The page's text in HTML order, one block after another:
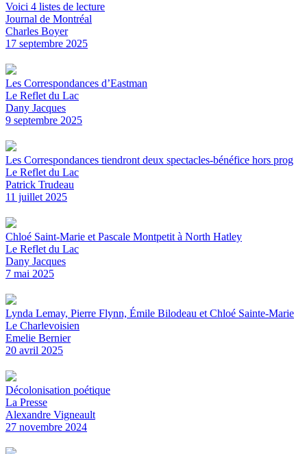
Voici 4 listes de lecture
Journal de Montréal
Charles Boyer
17 septembre 2025
Les Correspondances d’Eastman
Le Reflet du Lac
Dany Jacques
9 septembre 2025
Les Correspondances tiendront deux spectacles-bénéfice hors prog
Le Reflet du Lac
Patrick Trudeau
11 juillet 2025
Chloé Saint-Marie et Pascale Montpetit à North Hatley
Le Reflet du Lac
Dany Jacques
7 mai 2025
Lynda Lemay, Pierre Flynn, Émile Bilodeau et Chloé Sainte-Marie
Le Charlevoisien
Emelie Bernier
20 avril 2025
Décolonisation poétique
La Presse
Alexandre Vigneault
27 novembre 2024